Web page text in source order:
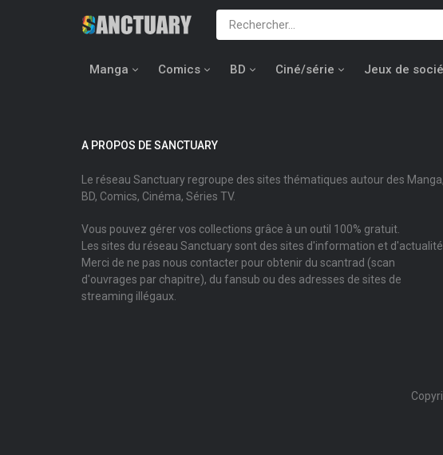
Manga Comics BD Ciné/série Jeux de
A PROPOS DE SANCTUARY
Le réseau Sanctuary regroupe des sites thématiques autour des Manga,
BD, Comics, Cinéma, Séries TV.
Vous pouvez gérer vos collections grâce à un outil 100% gratuit.
Les sites du réseau Sanctuary sont des sites d'information et d'actualité.
Merci de ne pas nous contacter pour obtenir du scantrad (scan
d'ouvrages par chapitre), du fansub ou des adresses de sites de
streaming illégaux.